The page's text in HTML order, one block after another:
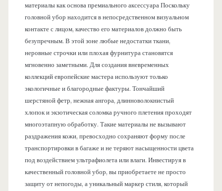
материалы как основа премиального аксессуара Поскольку
головной убор находится в непосредственном визуальном
контакте с лицом, качество его материалов должно быть
безупречным. В этой зоне любые недостатки ткани,
неровные строчки или плохая фурнитура становятся
мгновенно заметными. Для создания вневременных
коллекций европейские мастера используют только
экологичные и благородные фактуры. Тончайший
шерстяной фетр, нежная ангора, длинноволокнистый
хлопок и экзотическая соломка ручного плетения проходят
многоэтапную обработку. Такие материалы не вызывают
раздражения кожи, превосходно сохраняют форму после
транспортировки в багаже и не теряют насыщенности цвета
под воздействием ультрафиолета или влаги. Инвестируя в
качественный головной убор, вы приобретаете не просто
защиту от непогоды, а уникальный маркер стиля, который